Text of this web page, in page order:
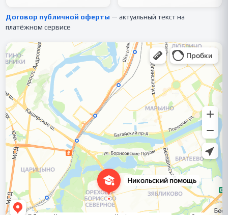
Договор публичной оферты — актуальный текст на
платёжном сервисе